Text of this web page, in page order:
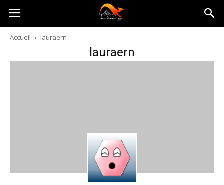
Australia-
australie.com
Accueil lauraern
lauraern